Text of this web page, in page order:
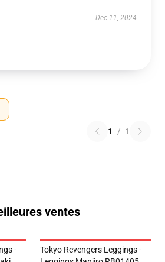
Dec 11, 2024
1 / 1
ventes
-
Tokyo Revengers Leggings -